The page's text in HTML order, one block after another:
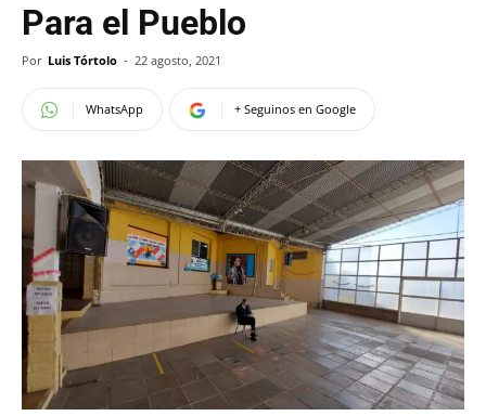
Para el Pueblo
Por Luis Tórtolo - 22 agosto, 2021
WhatsApp + Seguinos en Google